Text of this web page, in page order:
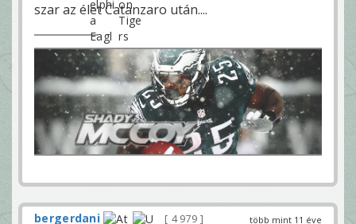
szar az élet Catanzaro után....
több mint 11 éve
bergerdani 4 979